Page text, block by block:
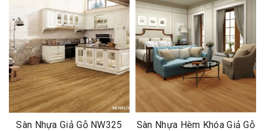
550.000₫.là:
500.000₫.
Sàn Nhựa Giả Gỗ NW325
Sàn Nhựa Hèm Khóa Giả Gỗ